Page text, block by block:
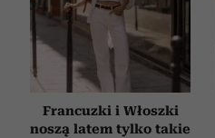
Francuzki i Włoszki
noszą latem tylko takie